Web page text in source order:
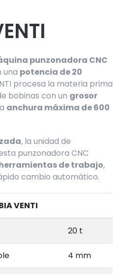
punzonadora CNC
una potencia de 20
procesa la materia prima
bobinas con un grosor
anchura máxima de 600
, la unidad de
punzonadora CNC
de trabajo,
cambio automático.
VENTI
20 t
4 mm